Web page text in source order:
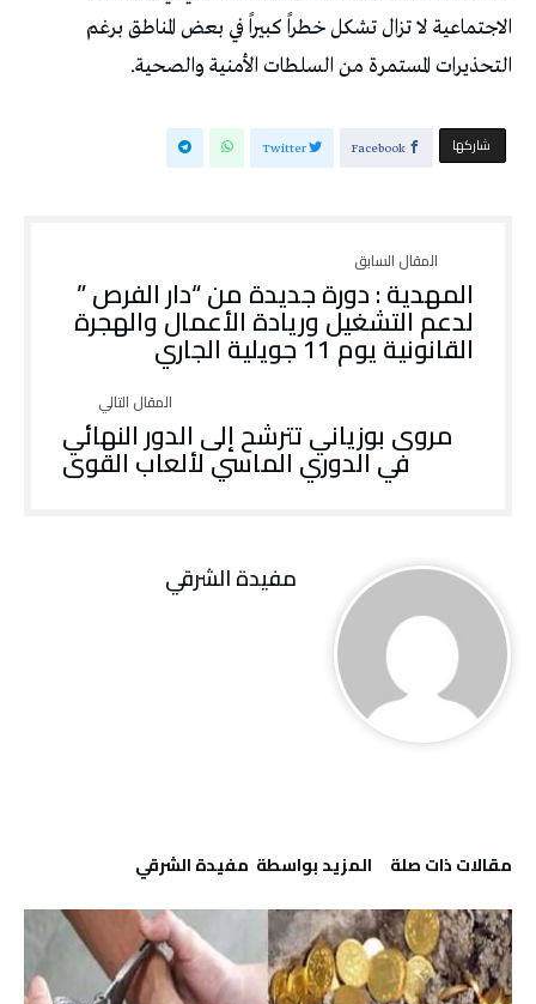
الاجتماعية لا تزال تشكل خطراً كبيراً في بعض المناطق برغم
التحذيرات المستمرة من السلطات الأمنية والصحية.
‫‫ شاركها‬ Facebook
Twitter
المهدية : دورة جديدة من “دار الفرص ”
لدعم التشغيل وريادة الأعمال والهجرة
القانونية يوم 11 جويلية الجاري
مروى بوزياني تترشح إلى الدور النهائي
في الدوري الماسي لألعاب القوى
مفيدة الشرقي
‫مقالات ذات صلة‬ ‫‫المزيد بواسطة‬ ‬ مفيدة الشرقي